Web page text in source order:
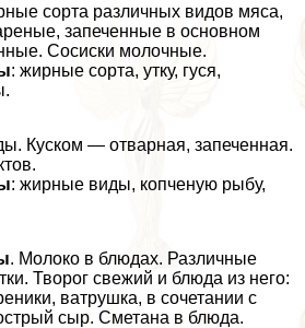
сорта различных видов мяса,
запеченные в основном
Сосиски молочные.
: жирные сорта, утку, гуся,
Куском — отварная, запеченная.
: жирные виды, копченую рыбу,
. Молоко в блюдах. Различные
Творог свежий и блюда из него:
ватрушка, в сочетании с
сыр. Сметана в блюда.